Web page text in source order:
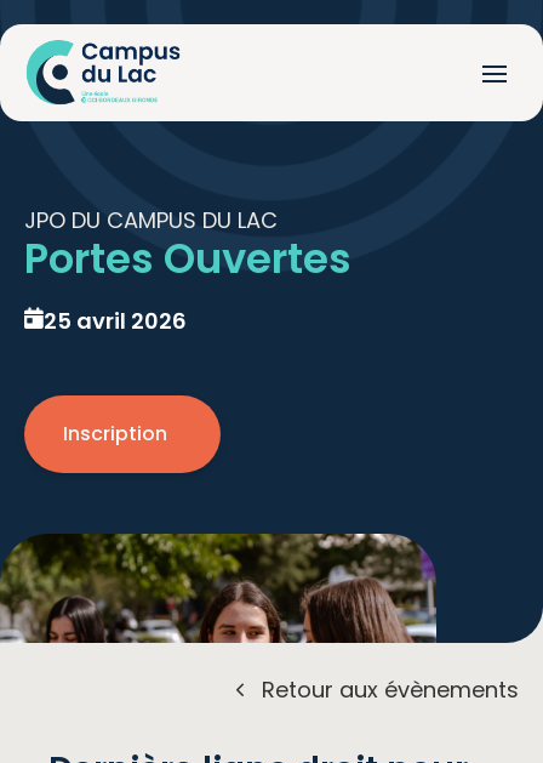
JPO DU CAMPUS DU LAC
Portes Ouvertes
25 avril 2026
Inscription
Retour aux évènements